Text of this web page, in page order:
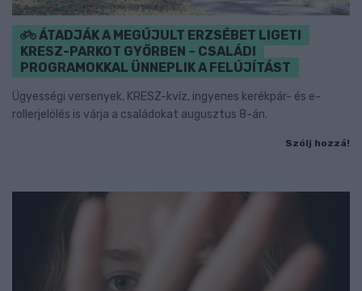
ÁTADJÁK A MEGÚJULT ERZSÉBET LIGETI
KRESZ-PARKOT GYŐRBEN – CSALÁDI
PROGRAMOKKAL ÜNNEPLIK A FELÚJÍTÁST
Ügyességi versenyek, KRESZ-kvíz, ingyenes kerékpár- és e-
rollerjelölés is várja a családokat augusztus 8-án.
Szólj hozzá!